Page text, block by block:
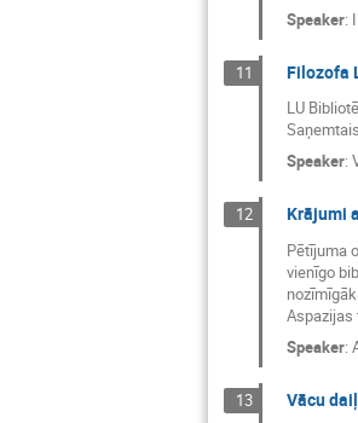
Speaker:
11 Filozofa
LU
Speaker:
12 Krājumi
Pētījuma
vienīgo
Aspazijas
Speaker:
13 Vācu